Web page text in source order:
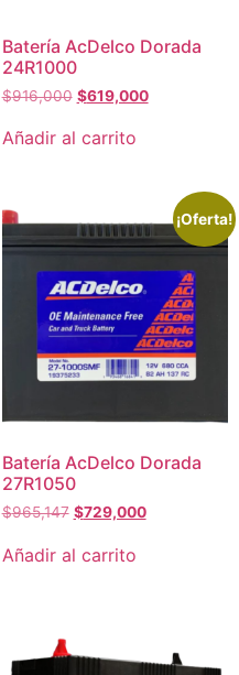
Batería AcDelco Dorada
24R1000
$916,000 $619,000
Añadir al carrito
¡Oferta!
Batería AcDelco Dorada
27R1050
$965,147 $729,000
Añadir al carrito